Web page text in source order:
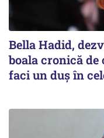
Bella Hadid,
boala cronică de
faci un duș în